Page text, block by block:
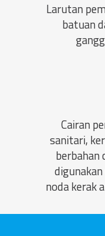
Larutan
batuan
Cairan
sanitari,
berbahan
noda kerak